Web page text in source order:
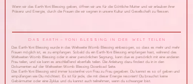
Wenn wir das Earth-Yoni Blessing geben, öffnen wir uns für die Göttliche Mutter und wir erlauben ihrer
Präsenz und Energie, durch die Frauen die wir segnen in unsere Kultur und Gesellschaft zu fliessen.
D a s E a r t h - Y o n i B L e s s i n g i n d e r w e l t t e i l e n
Das Earth-Yoni Blessing wurde in das Weltweite Womb Blessing einbezogen, so dass es mehr und mehr
Frauen möglich ist, es zu empfangen. Sobald du ein Earth-Yoni Blessing empfangen hast, während des
Weltweiten Womb Blessing oder in einer persönlichen Segnung, kann due es persönlich mit eine anderen
Frau teilen, und sie kann es anschließend ebenfalls teilen. Die Anleitung dazu findest du in in den
Dokumenten auf der Weltweiten Womb Blessing Download Seite.
Das Earth-Yoni Blessing wird immer kostenfrei von Frau zu Frau gegeben. Du kannst es so of geben und
empüfangen wie Diu möchtest. Es ist für jede, die mit dieser Energie resoniert! Du brauchst keine
Gebärmutter oder eine Zyklus und du kannst auch teilnehmen, wenn du schwanger bist.